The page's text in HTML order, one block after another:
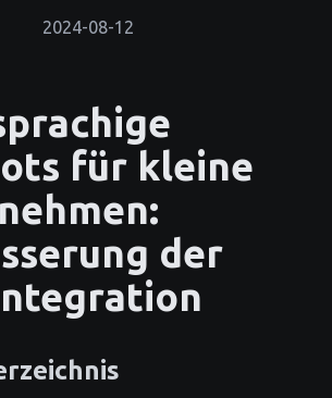
2024-08-12
für kleine
der